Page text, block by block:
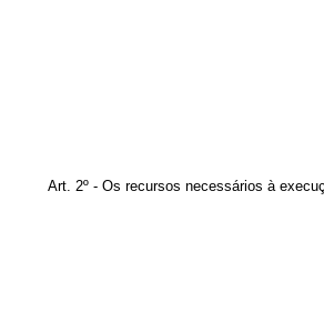
Art. 2º - Os recursos necessários à